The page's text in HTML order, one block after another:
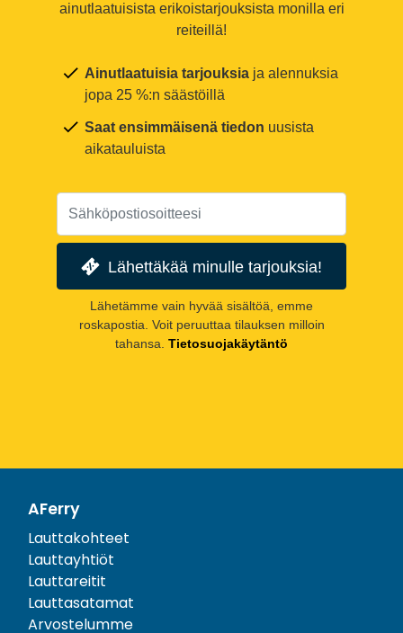
ainutlaatuisista erikoistarjouksista monilla eri
reiteillä!
Ainutlaatuisia tarjouksia ja alennuksia
jopa 25 %:n säästöillä
Saat ensimmäisenä tiedon uusista
aikatauluista
Lähettäkää minulle tarjouksia!
Lähetämme vain hyvää sisältöä, emme
roskapostia. Voit peruuttaa tilauksen milloin
tahansa. Tietosuojakäytäntö
AFerry
Lauttakohteet
Lauttayhtiöt
Lauttareitit
Lauttasatamat
Arvostelumme